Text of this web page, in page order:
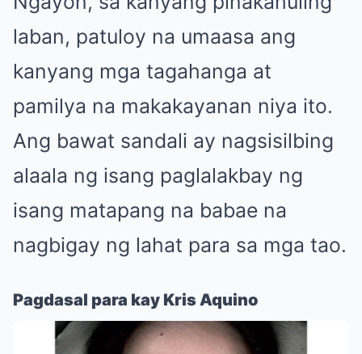
laban, patuloy na umaasa ang
kanyang mga tagahanga at
pamilya na makakayanan niya ito.
Ang bawat sandali ay nagsisilbing
alaala ng isang paglalakbay ng
isang matapang na babae na
nagbigay ng lahat para sa mga tao.
Pagdasal para kay Kris Aquino